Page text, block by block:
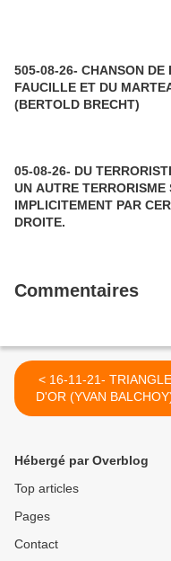
505-08-26- CHANSON DE
FAUCILLE ET DU
(BERTOLD BRECHT)
05-08-26- DU
UN AUTRE
IMPLICITEMENT PAR CERTAINS MEDIAS D'EXTRÊME
DROITE.
Commentaires
< 16-11-21- TRIANGLE
D'OR (YVAN
Hébergé par Overblog
Top articles
Pages
Contact